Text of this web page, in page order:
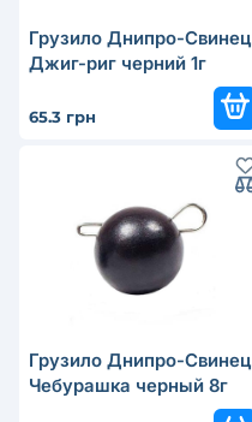
Грузило Днипро-Свинец
Джиг-риг черний 1г
65.3 грн
Грузило Днипро-Свинец
Чебурашка черный 8г